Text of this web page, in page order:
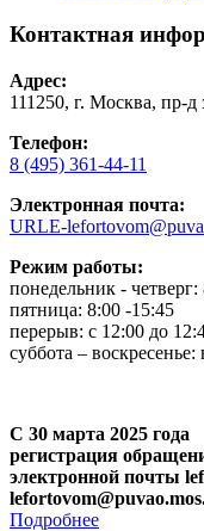
Контактная
Адрес:
111250, г. Москва, пр-
Телефон:
8 (495) 361-44-11
Электронная почта:
URLE-
Режим работы:
понедельник -
пятница: 8:00 -15:45
перерыв: с 12:00 до
суббота –
С 30 марта 2025 года
регистрация
электронной почты
Подробнее